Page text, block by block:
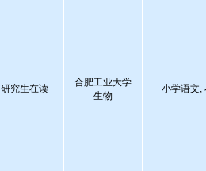
研究生在读
合肥工业大学
生物
小学语文,